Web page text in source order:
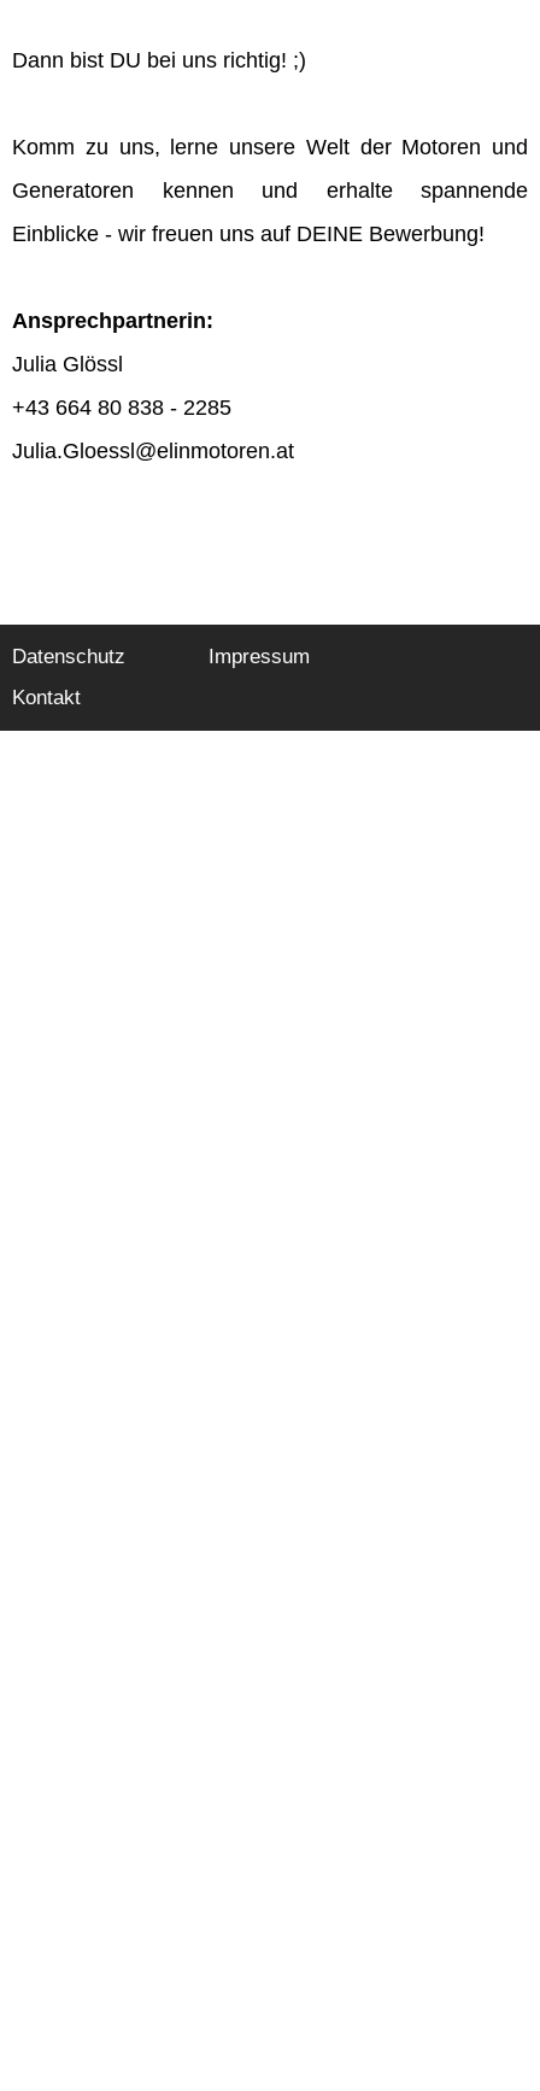
Dann bist DU bei uns richtig! ;)
Komm zu uns, lerne unsere Welt der Motoren und
Generatoren kennen und erhalte spannende
Einblicke - wir freuen uns auf DEINE Bewerbung!
Ansprechpartnerin:
Julia Glössl
+43 664 80 838 - 2285
Julia.Gloessl@elinmotoren.at
Datenschutz
Impressum
Kontakt